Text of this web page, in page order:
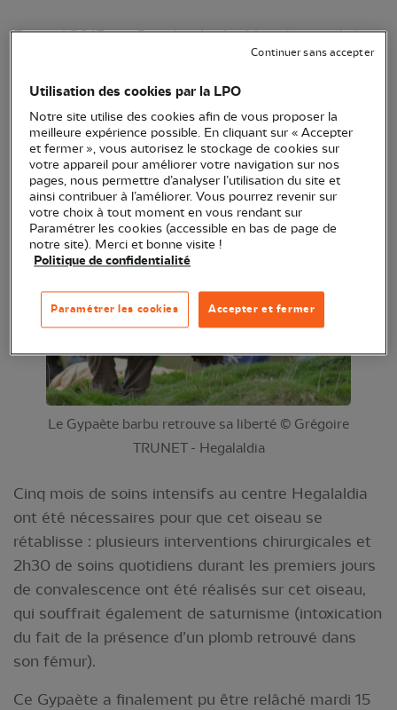
En avril 2015, un Gypaète barbu blessé avait été
récupéré par les gardes-moniteurs du Parc national
des Pyrénées.
Pour mémoire, ce mâle adulte avait percuté un
câble électrique, à la suite d’un tir. La collision avait
causé de multiples blessures additionnelles.
Le Gypaète barbu retrouve sa liberté © Grégoire
TRUNET - Hegalaldia
Cinq mois de soins intensifs au centre Hegalaldia
ont été nécessaires pour que cet oiseau se
rétablisse : plusieurs interventions chirurgicales et
2h30 de soins quotidiens durant les premiers jours
de convalescence ont été réalisés sur cet oiseau,
qui souffrait également de saturnisme (intoxication
du fait de la présence d’un plomb retrouvé dans
son fémur).
Ce Gypaète a finalement pu être relâché mardi 15
Utilisation des cookies par la LPO
Notre site utilise des cookies afin de vous proposer la
meilleure expérience possible. En cliquant sur « Accepter
et fermer », vous autorisez le stockage de cookies sur
votre appareil pour améliorer votre navigation sur nos
pages, nous permettre d’analyser l’utilisation du site et
ainsi contribuer à l’améliorer. Vous pourrez revenir sur
votre choix à tout moment en vous rendant sur
Paramétrer les cookies (accessible en bas de page de
notre site). Merci et bonne visite !
Politique de confidentialité
Accepter et fermer
Paramétrer les cookies
Continuer sans accepter